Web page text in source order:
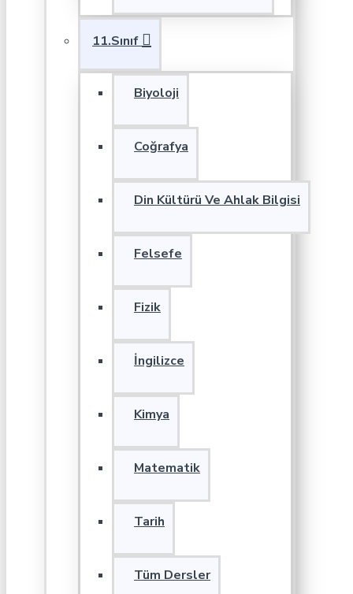
11.Sınıf
Biyoloji
Coğrafya
Din Kültürü Ve Ahlak Bilgisi
Felsefe
Fizik
İngilizce
Kimya
Matematik
Tarih
Tüm Dersler